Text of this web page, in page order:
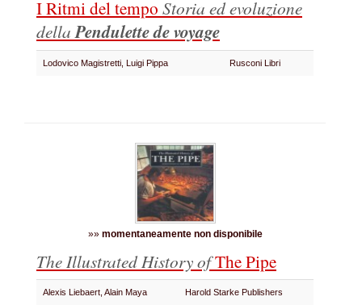
I Ritmi del tempo Storia ed evoluzione
dellaPendulette de voyage
Lodovico Magistretti, Luigi Pippa Rusconi Libri
»» momentaneamente non disponibile
The Illustrated History ofThe Pipe
Alexis Liebaert, Alain Maya Harold Starke Publishers